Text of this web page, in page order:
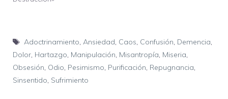
Etiquetas
Adoctrinamiento, Ansiedad, Caos, Confusión, Demencia,
Dolor, Hartazgo, Manipulación, Misantropía, Miseria,
Obsesión, Odio, Pesimismo, Purificación, Repugnancia,
Sinsentido, Sufrimiento